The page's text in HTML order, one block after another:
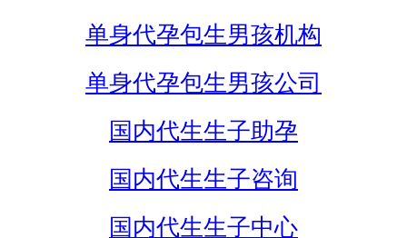
单身代孕包生男孩机构
单身代孕包生男孩公司
国内代生生子助孕
国内代生生子咨询
国内代生生子中心